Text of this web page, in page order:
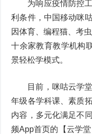
为响应疫情防控
利条件，中国移动咪
因体育、编程猫、考
十余家教育教学机构
景轻松学模式。
目前，咪咕云学
年级各学科课、素质
内容，多元化满足不
频App首页的【云学